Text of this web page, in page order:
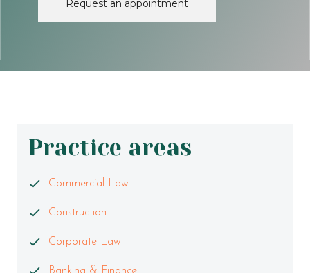
Request an appointment
Practice areas
Commercial Law
Construction
Corporate Law